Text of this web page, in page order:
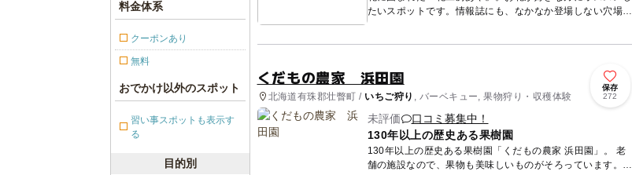
たいスポットです。情報誌にも、なかなか登場しない穴場な
のでオススメです。施設内は、たくさんの花がキレイに手入
くだもの農家 浜田園
北海道有珠郡壮瞥町 / いちご狩り , バーベキュー, 果物狩り・収穫体験
保存
272
未評価
口コミ募集中！
130年以上の歴史ある果樹園
130年以上の歴史ある果樹園「くだもの農家 浜田園」。 老
舗の施設なので、果物も美味しいものがそろっています。果
料金体系
クーポンあり
無料
おでかけ以外のスポット
習い事スポットも表示す
る
目的別